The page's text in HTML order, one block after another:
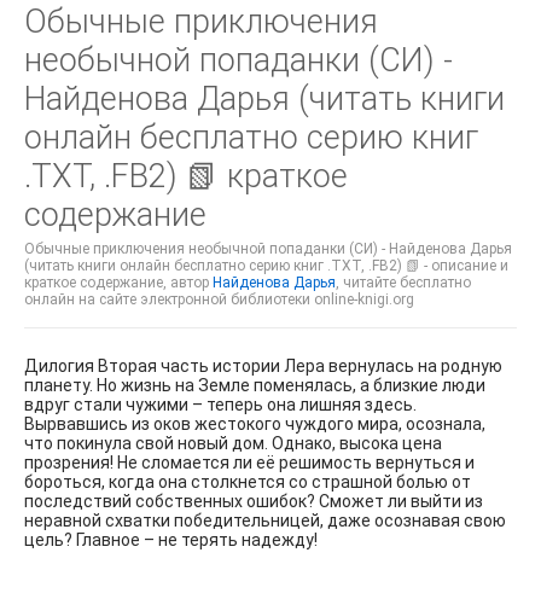
Обычные приключения
необычной попаданки (СИ) -
Найденова Дарья (читать книги
онлайн бесплатно серию книг
.TXT, .FB2) 📗 краткое
содержание
Обычные приключения необычной попаданки (СИ) - Найденова Дарья
(читать книги онлайн бесплатно серию книг .TXT, .FB2) 📗 - описание и
краткое содержание, автор Найденова Дарья , читайте бесплатно
онлайн на сайте электронной библиотеки online-knigi.org
Дилогия Вторая часть истории Лера вернулась на родную
планету. Но жизнь на Земле поменялась, а близкие люди
вдруг стали чужими – теперь она лишняя здесь.
Вырвавшись из оков жестокого чуждого мира, осознала,
что покинула свой новый дом. Однако, высока цена
прозрения! Не сломается ли её решимость вернуться и
бороться, когда она столкнется со страшной болью от
последствий собственных ошибок? Сможет ли выйти из
неравной схватки победительницей, даже осознавая свою
цель? Главное – не терять надежду!